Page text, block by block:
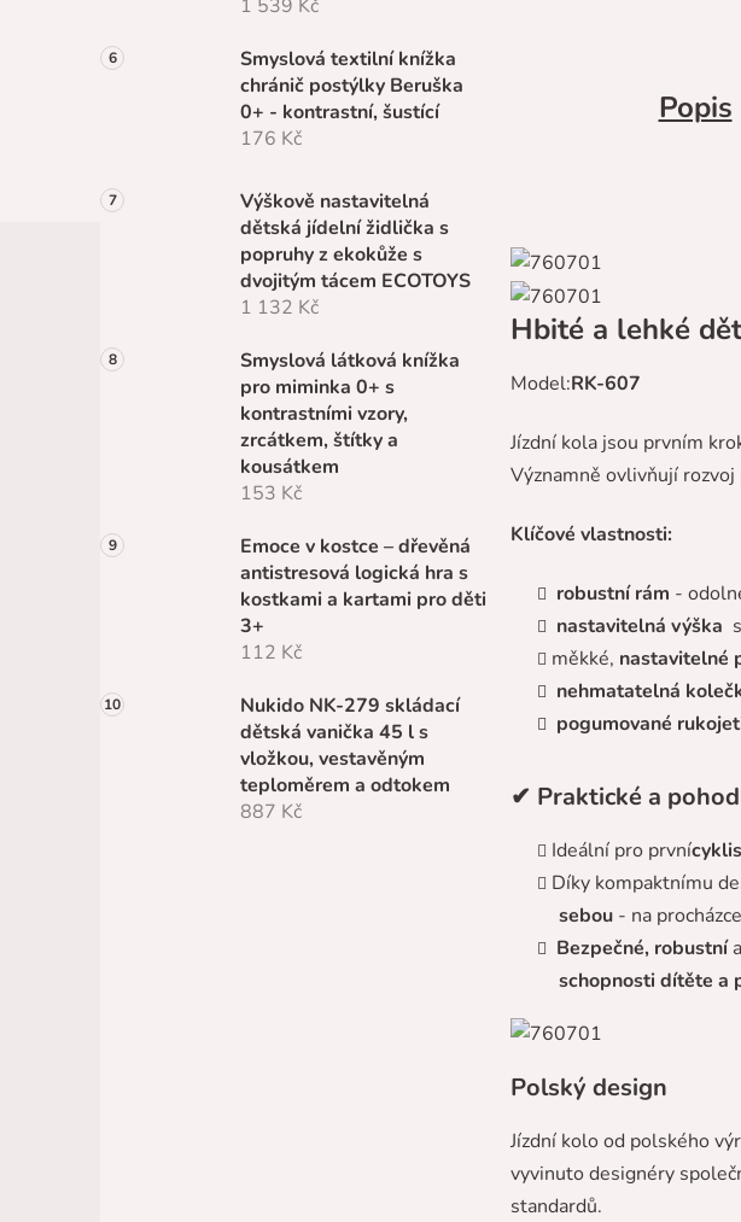
1 539 Kč
Smyslová textilní knížka
chránič postýlky Beruška
0+ - kontrastní, šustící
176 Kč
Výškově nastavitelná
dětská jídelní židlička s
popruhy z ekokůže s
dvojitým tácem ECOTOYS
1 132 Kč
Smyslová látková knížka
pro miminka 0+ s
kontrastními vzory,
zrcátkem, štítky a
kousátkem
153 Kč
Emoce v kostce – dřevěná
antistresová logická hra s
kostkami a kartami pro děti
3+
112 Kč
Nukido NK-279 skládací
dětská vanička 45 l s
vložkou, vestavěným
teploměrem a odtokem
887 Kč
Popis
Hbité a lehké
Model:RK-607
Jízdní kola jsou prvním
Významně ovlivňují
Klíčové vlastnosti:
robustní rám -
nastavitelná výška
měkké, nastavitelné
nehmatatelná
pogumované
✔ Praktické a
Ideální pro první
Díky kompaktnímu
sebou - na
Bezpečné, robustní
schopnosti dítěte a
Polský design
Jízdní kolo od polského
vyvinuto designéry
standardů.